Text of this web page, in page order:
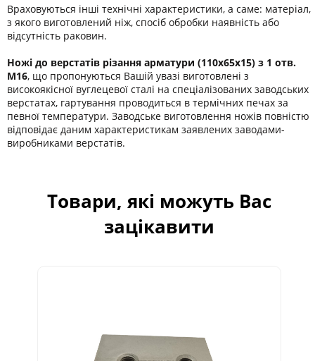
Враховуються інші технічні характеристики, а саме: матеріал,
з якого виготовлений ніж, спосіб обробки наявність або
відсутність раковин.
Ножі до верстатів різання арматури (110х65х15) з 1 отв.
М16, що пропонуються Вашій увазі виготовлені з
високоякісної вуглецевої сталі на спеціалізованих заводських
верстатах, гартування проводиться в термічних печах за
певної температури. Заводське виготовлення ножів повністю
відповідає даним характеристикам заявлених заводами-
виробниками верстатів.
Товари, які можуть Вас
зацікавити